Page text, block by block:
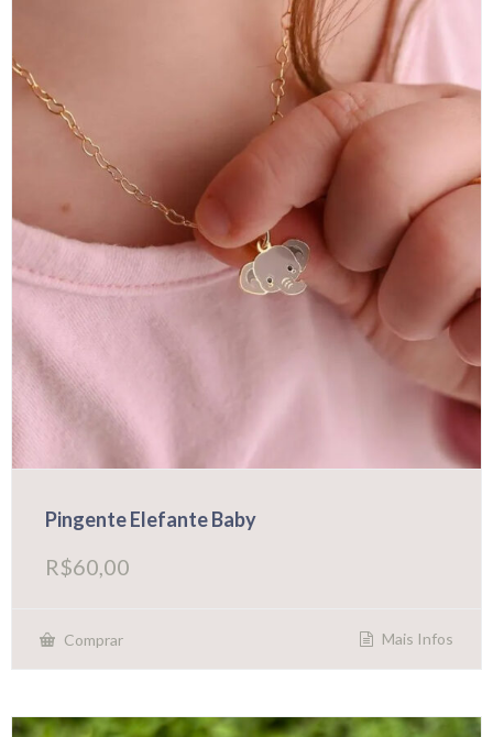
Pingente Elefante Baby
R$60,00
Comprar Mais Infos